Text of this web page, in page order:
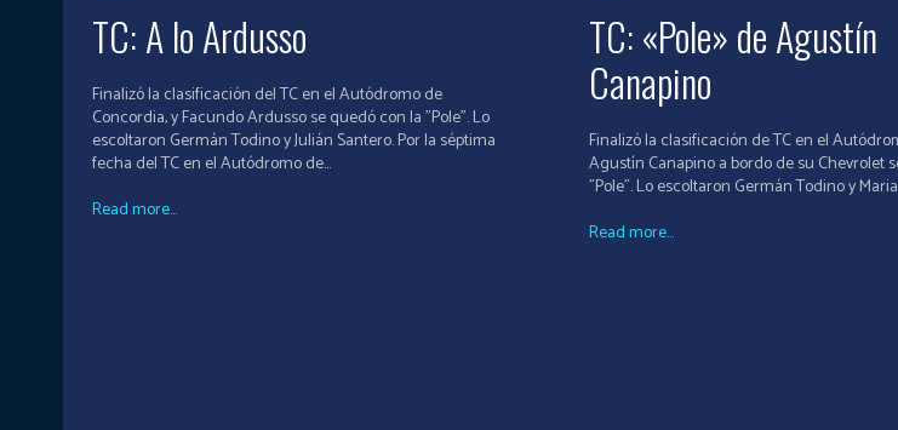
TC: A lo Ardusso
Finalizó la clasificación del TC en el Autódromo de
Concordia, y Facundo Ardusso se quedó con la "Pole". Lo
escoltaron Germán Todino y Julián Santero. Por la séptima
fecha del TC en el Autódromo de...
Read more...
TC: «Pole» de Agustín
Canapino
Finalizó la clasificación de TC en el
Agustín Canapino a bordo de su Chevrolet
"Pole". Lo escoltaron Germán Todino y
Read more...